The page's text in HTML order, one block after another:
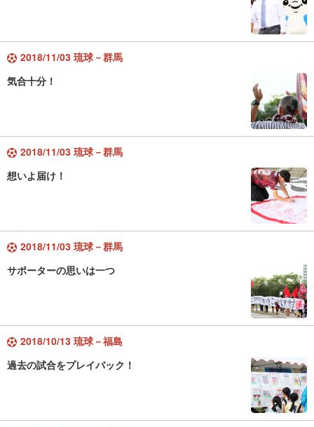
2018/11/03 琉球－群馬
気合十分！
2018/11/03 琉球－群馬
想いよ届け！
2018/11/03 琉球－群馬
サポーターの思いは一つ
2018/10/13 琉球－福島
過去の試合をプレイバック！